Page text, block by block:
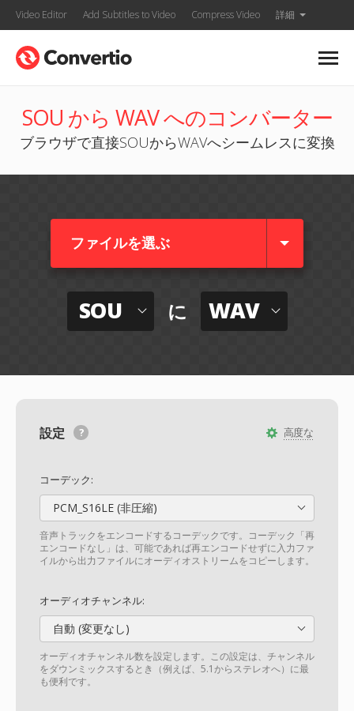
Video Editor Add Subtitles to Video Compress Video 詳細
SOU から WAV へのコンバーター
ブラウザで直接SOUからWAVへシームレスに変換
ファイルを選ぶ
SOU に WAV
高度な
設定
コーデック:
PCM_S16LE (非圧縮)
音声トラックをエンコードするコーデックです。コーデック「再
エンコードなし」は、可能であれば再エンコードせずに入力ファ
イルから出力ファイルにオーディオストリームをコピーします。
オーディオチャンネル:
自動 (変更なし)
オーディオチャンネル数を設定します。この設定は、チャンネル
をダウンミックスするとき（例えば、5.1からステレオへ）に最
も便利です。